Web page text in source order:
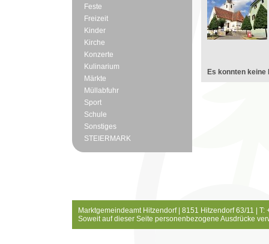
Feste
Freizeit
Kinder
Kirche
Konzerte
Kulinarium
Märkte
Müllabfuhr
Sport
Schule
Sonstiges
STEIERMARK
Es konnten keine
Marktgemeindeamt Hitzendorf | 8151 Hitzendorf 63/11 |
Soweit auf dieser Seite personenbezogene Ausdrücke